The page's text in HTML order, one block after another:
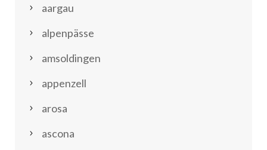
aargau
alpenpässe
amsoldingen
appenzell
arosa
ascona